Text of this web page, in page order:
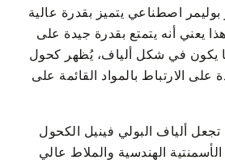
اصطناعي يتميز بقدرة عالية
يعني أنه يتمتع بقدرة جيدة على
يكون في شكل ألياف، يُظهر كحول
على الارتباط بالمواد القائمة على
تجعل ألياف البولي فينيل الكحول
الهندسية والملاط عالي